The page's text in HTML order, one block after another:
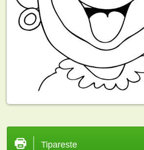
Tipareste